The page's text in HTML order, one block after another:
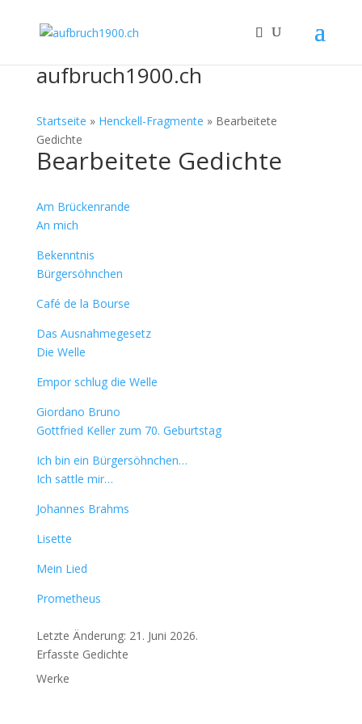
aufbruch1900.ch
Startseite » Henckell-Fragmente » Bearbeitete
Gedichte
Bearbeitete Gedichte
Am Brückenrande
An mich
Bekenntnis
Bürgersöhnchen
Café de la Bourse
Das Ausnahmegesetz
Die Welle
Empor schlug die Welle
Giordano Bruno
Gottfried Keller zum 70. Geburtstag
Ich bin ein Bürgersöhnchen…
Ich sattle mir…
Johannes Brahms
Lisette
Mein Lied
Prometheus
Letzte Änderung: 21. Juni 2026.
Erfasste Gedichte
Werke